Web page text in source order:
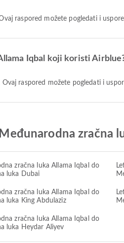
raspored možete pogledati i
Iqbal koji koristi
raspored možete pogledati i
zračna
zračna luka Allama Iqbal do
luka Dubai
zračna luka Allama Iqbal do
luka King Abdulaziz
zračna luka Allama Iqbal do
luka Heydar Aliyev